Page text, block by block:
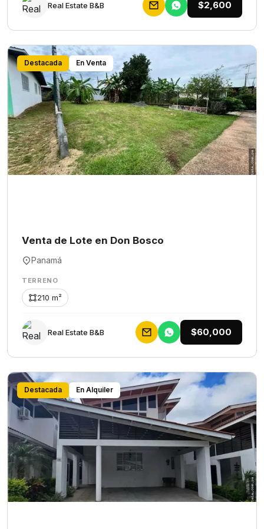
Rеаl Еstаtе В&В $2,600
Destacada En Venta
Venta de Lote en Don Bosco
Panamá
TERRENO
210 m²
Rеаl Еstаtе В&В $60,000
Destacada En Alquiler